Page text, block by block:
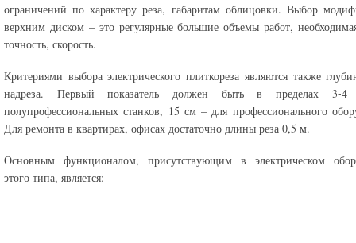
ограничений по характеру реза, габаритам облицовки. Выбор
верхним диском – это регулярные большие объемы работ,
точность, скорость.
Критериями выбора электрического плиткореза являются также
надреза. Первый показатель должен быть в пределах 3-
полупрофессиональных станков, 15 см – для профессионального
Для ремонта в квартирах, офисах достаточно длины реза 0,5 м.
Основным функционалом, присутствующим в электрическом
этого типа, является: